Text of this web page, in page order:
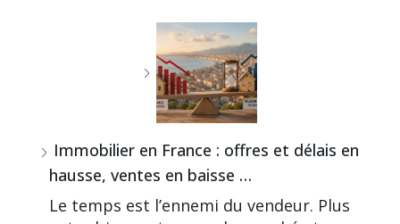
Immobilier en France : offres et délais en
hausse, ventes en baisse …
Le temps est l’ennemi du vendeur. Plus